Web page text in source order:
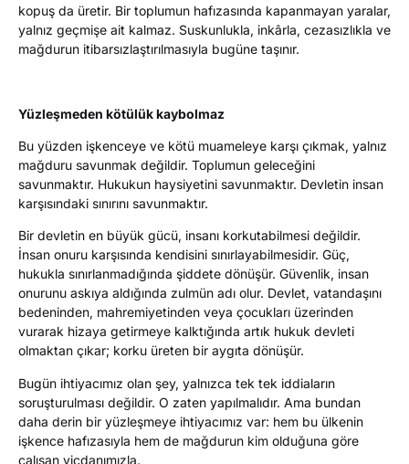
kopuş da üretir. Bir toplumun hafızasında kapanmayan yaralar,
yalnız geçmişe ait kalmaz. Suskunlukla, inkârla, cezasızlıkla ve
mağdurun itibarsızlaştırılmasıyla bugüne taşınır.
Yüzleşmeden kötülük kaybolmaz
Bu yüzden işkenceye ve kötü muameleye karşı çıkmak, yalnız
mağduru savunmak değildir. Toplumun geleceğini
savunmaktır. Hukukun haysiyetini savunmaktır. Devletin insan
karşısındaki sınırını savunmaktır.
Bir devletin en büyük gücü, insanı korkutabilmesi değildir.
İnsan onuru karşısında kendisini sınırlayabilmesidir. Güç,
hukukla sınırlanmadığında şiddete dönüşür. Güvenlik, insan
onurunu askıya aldığında zulmün adı olur. Devlet, vatandaşını
bedeninden, mahremiyetinden veya çocukları üzerinden
vurarak hizaya getirmeye kalktığında artık hukuk devleti
olmaktan çıkar; korku üreten bir aygıta dönüşür.
Bugün ihtiyacımız olan şey, yalnızca tek tek iddiaların
soruşturulması değildir. O zaten yapılmalıdır. Ama bundan
daha derin bir yüzleşmeye ihtiyacımız var: hem bu ülkenin
işkence hafızasıyla hem de mağdurun kim olduğuna göre
çalışan vicdanımızla.